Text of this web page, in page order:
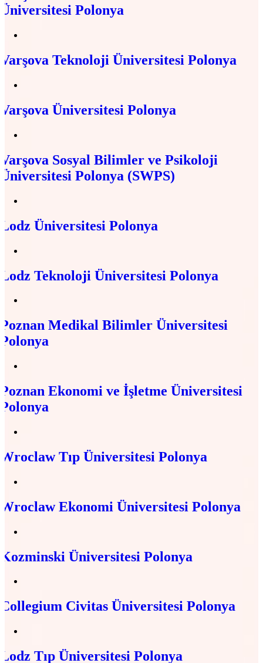
Üniversitesi Polonya
Varşova Teknoloji Üniversitesi Polonya
Varşova Üniversitesi Polonya
Varşova Sosyal Bilimler ve Psikoloji
Üniversitesi Polonya (SWPS)
Lodz Üniversitesi Polonya
Lodz Teknoloji Üniversitesi Polonya
Poznan Medikal Bilimler Üniversitesi
Polonya
Poznan Ekonomi ve İşletme Üniversitesi
Polonya
Wroclaw Tıp Üniversitesi Polonya
Wroclaw Ekonomi Üniversitesi Polonya
Kozminski Üniversitesi Polonya
Collegium Civitas Üniversitesi Polonya
Lodz Tıp Üniversitesi Polonya